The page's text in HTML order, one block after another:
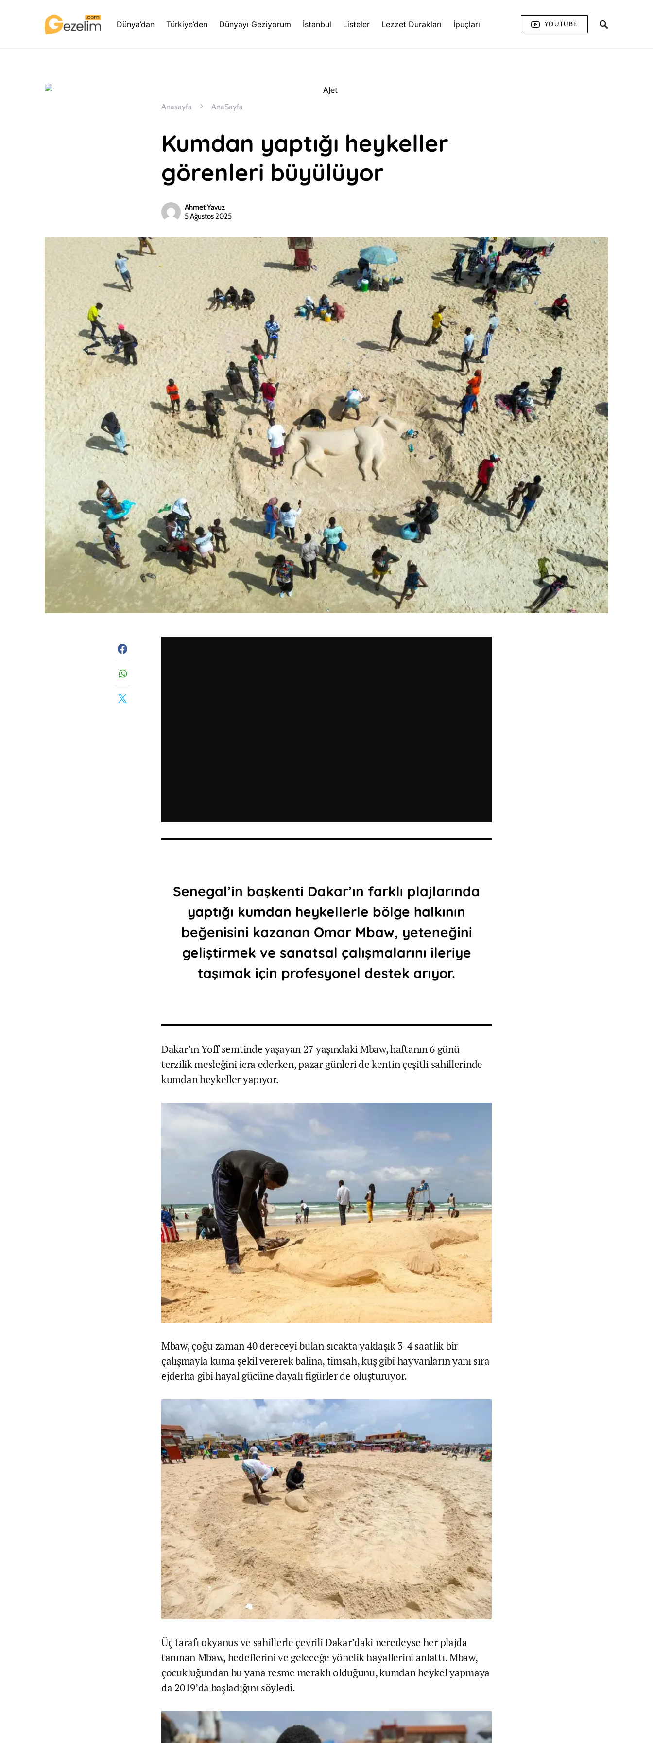
Dünya’dan Türkiye’den Dünyayı Geziyorum İstanbul Listeler Lezzet Durakları İpuçları YOUTUBE
Anasayfa AnaSayfa
Kumdan yaptığı heykeller
görenleri büyülüyor
Ahmet Yavuz
5 Ağustos 2025
Senegal’in başkenti Dakar’ın farklı plajlarında
yaptığı kumdan heykellerle bölge halkının
beğenisini kazanan Omar Mbaw, yeteneğini
geliştirmek ve sanatsal çalışmalarını ileriye
taşımak için profesyonel destek arıyor.
Dakar’ın Yoff semtinde yaşayan 27 yaşındaki Mbaw, haftanın 6 günü
terzilik mesleğini icra ederken, pazar günleri de kentin çeşitli sahillerinde
kumdan heykeller yapıyor.
Mbaw, çoğu zaman 40 dereceyi bulan sıcakta yaklaşık 3-4 saatlik bir
çalışmayla kuma şekil vererek balina, timsah, kuş gibi hayvanların yanı sıra
ejderha gibi hayal gücüne dayalı figürler de oluşturuyor.
Üç tarafı okyanus ve sahillerle çevrili Dakar’daki neredeyse her plajda
tanınan Mbaw, hedeflerini ve geleceğe yönelik hayallerini anlattı. Mbaw,
çocukluğundan bu yana resme meraklı olduğunu, kumdan heykel yapmaya
da 2019’da başladığını söyledi.